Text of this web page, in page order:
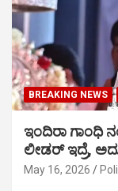
BREAKING NEWS
ಇಂದಿರಾ ಗಾಂಧಿ
ಲೀಡರ್ ಇದ್ರೆ,
May 16, 2026